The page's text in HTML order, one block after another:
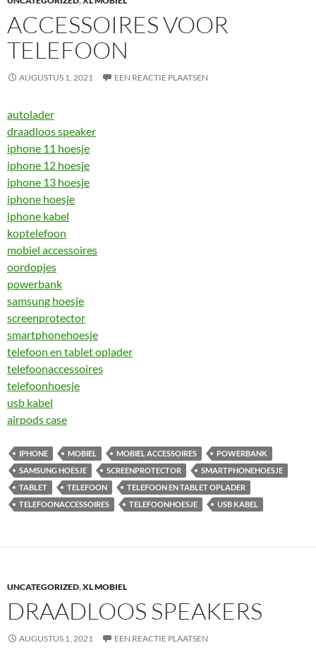
ACCESSOIRES VOOR
TELEFOON
AUGUSTUS 1, 2021 EEN REACTIE PLAATSEN
autolader
draadloos speaker
iphone 11 hoesje
iphone 12 hoesje
iphone 13 hoesje
iphone hoesje
iphone kabel
koptelefoon
mobiel accessoires
oordopjes
powerbank
samsung hoesje
screenprotector
smartphonehoesje
telefoon en tablet oplader
telefoonaccessoires
telefoonhoesje
usb kabel
airpods case
IPHONE MOBIEL MOBIEL ACCESSOIRES
POWERBANK
SAMSUNG HOESJE
SCREENPROTECTOR
SMARTPHONEHOESJE
TABLET
TELEFOON
TELEFOON EN TABLET OPLADER
TELEFOONACCESSOIRES
TELEFOONHOESJE USB KABEL
UNCATEGORIZED,XL MOBIEL
DRAADLOOS SPEAKERS
AUGUSTUS 1, 2021 EEN REACTIE PLAATSEN